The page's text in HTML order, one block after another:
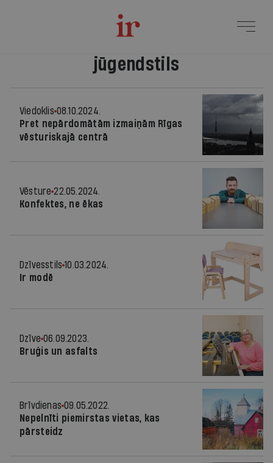
jūgendstils
Viedoklis 08.10.2024.
Pret nepārdomātām izmaiņām Rīgas
vēsturiskajā centrā
Vēsture 22.05.2024.
Konfektes, ne ēkas
Dzīvesstils 10.03.2024.
Ir modē
Dzīve 06.09.2023.
Bruģis un asfalts
Brīvdienas 09.05.2022.
Nepelnīti piemirstas vietas, kas
pārsteidz